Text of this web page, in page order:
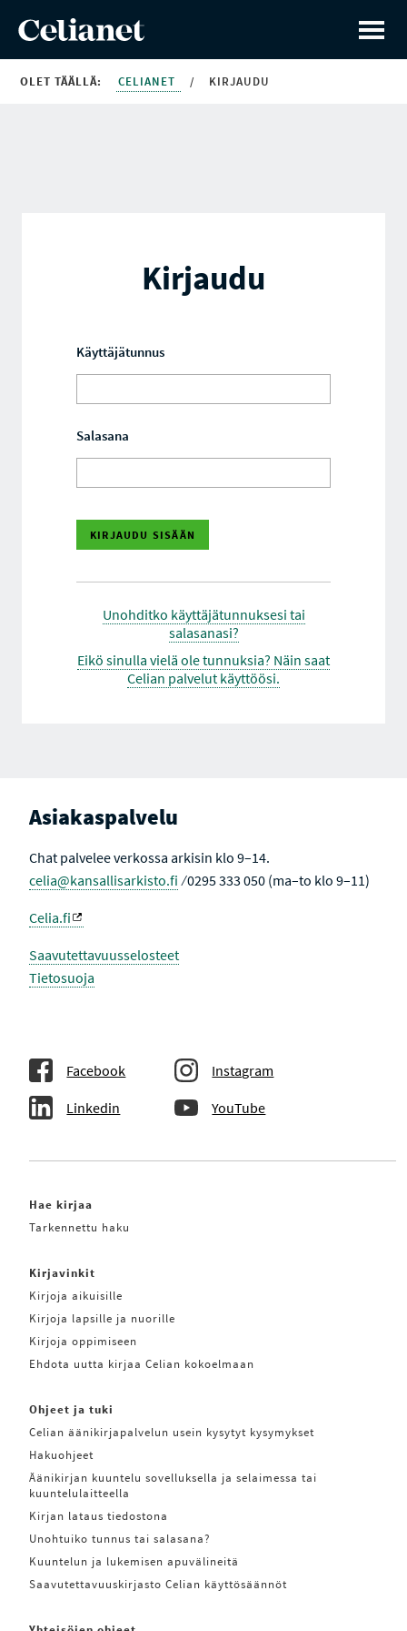
OLET TÄÄLLÄ: CELIANET / KIRJAUDU
Kirjaudu
Käyttäjätunnus
Salasana
Unohditko käyttäjätunnuksesi tai
salasanasi?
Eikö sinulla vielä ole tunnuksia? Näin saat
Celian palvelut käyttöösi.
Asiakaspalvelu
Chat palvelee verkossa arkisin klo 9–14.
celia@kansallisarkisto.fi ⁄ 0295 333 050 (ma–to klo 9–11)
Celia.fi
Saavutettavuusselosteet
Tietosuoja
Facebook Instagram
Linkedin YouTube
Hae kirjaa
Tarkennettu haku
Kirjavinkit
Kirjoja aikuisille
Kirjoja lapsille ja nuorille
Kirjoja oppimiseen
Ehdota uutta kirjaa Celian kokoelmaan
Ohjeet ja tuki
Celian äänikirjapalvelun usein kysytyt kysymykset
Hakuohjeet
Äänikirjan kuuntelu sovelluksella ja selaimessa tai
kuuntelulaitteella
Kirjan lataus tiedostona
Unohtuiko tunnus tai salasana?
Kuuntelun ja lukemisen apuvälineitä
Saavutettavuuskirjasto Celian käyttösäännöt